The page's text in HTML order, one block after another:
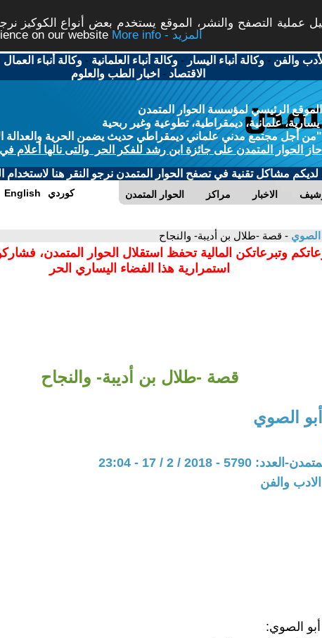
عملية التصفح والنشر، الموقع يستخدم بعض أنواع الكوكيز
on our website
More info - المزيد
والفن -وكالة أنباء اليسار -وكالة أنباء العلمانية -وكالة أنباء العمال
الاقتصاد - اخبار الطب والعلوم
الموقع الرئيسي لمؤسسة الحوار المتمدن
يسارية، علمانية، ديمقراطية، تطوعية وغير ربحية
"من أجل مجتمع مدني علماني ديمقراطي حديث يضمن الحرية والعدالة
حاز الحوار المتمدن على جائزة ابن رشد للفكر الحر والتى نالها أعلام في
لديكم مشاكل تقنية في تصفح الحوار المتمدن نرجو النقر هنا لاستخدام
الحوار المتمدن مراكز الاخبار English كوردي
الصوي - قصة -طلال بن أديبة- والنجاح
وتبرعاتكن المالية تحفظ استقلال الحوار المتمدن،
استمرارية هذا الفضاء اليساري الحر
قصة -طلال بن أديبة- والنجاح
الصوي
5790 - 2018 / 2 / 17 - 23:04
والفن
أبو الصوي: